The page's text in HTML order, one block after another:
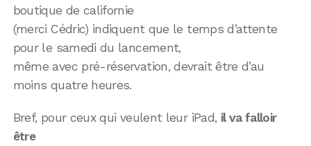
boutique de californie
(merci Cédric) indiquent que le temps d’attente
pour le samedi du lancement,
même avec pré-réservation, devrait être d’au
moins quatre heures.
Bref, pour ceux qui veulent leur iPad, il va falloir
être